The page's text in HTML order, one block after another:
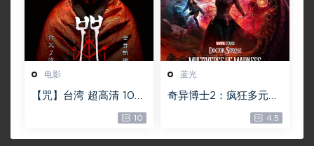
电影
【咒】台湾 超高清 108
0P【未删减】4G 【全
网目前最清晰版本】
10
蓝光
奇异博士2：疯狂多元宇
宙【4k】【115网盘】 –
Doctor Strange in th
e Multiverse of Madn
4.5